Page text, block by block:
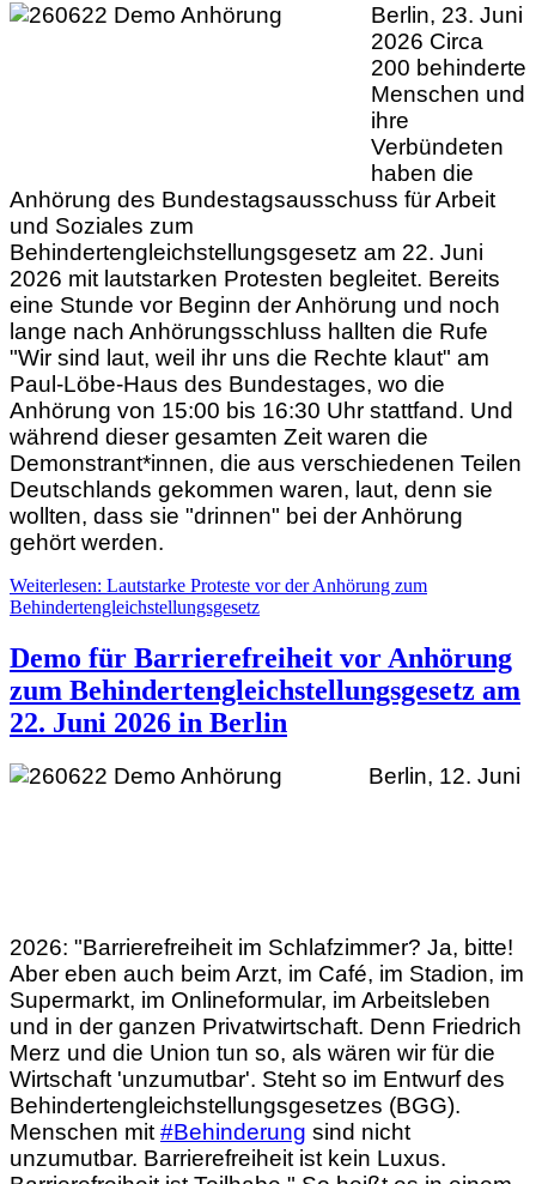
Berlin, 23. Juni
2026 Circa
200 behinderte
Menschen und
ihre
Verbündeten
haben die
Anhörung des Bundestagsausschuss für Arbeit
und Soziales zum
Behindertengleichstellungsgesetz am 22. Juni
2026 mit lautstarken Protesten begleitet. Bereits
eine Stunde vor Beginn der Anhörung und noch
lange nach Anhörungsschluss hallten die Rufe
"Wir sind laut, weil ihr uns die Rechte klaut" am
Paul-Löbe-Haus des Bundestages, wo die
Anhörung von 15:00 bis 16:30 Uhr stattfand. Und
während dieser gesamten Zeit waren die
Demonstrant*innen, die aus verschiedenen Teilen
Deutschlands gekommen waren, laut, denn sie
wollten, dass sie "drinnen" bei der Anhörung
gehört werden.
Weiterlesen: Lautstarke Proteste vor der Anhörung zum
Behindertengleichstellungsgesetz
Demo für Barrierefreiheit vor Anhörung
zum Behindertengleichstellungsgesetz am
22. Juni 2026 in Berlin
Berlin, 12. Juni
2026: "Barrierefreiheit im Schlafzimmer? Ja, bitte!
Aber eben auch beim Arzt, im Café, im Stadion, im
Supermarkt, im Onlineformular, im Arbeitsleben
und in der ganzen Privatwirtschaft. Denn Friedrich
Merz und die Union tun so, als wären wir für die
Wirtschaft 'unzumutbar'. Steht so im Entwurf des
Behindertengleichstellungsgesetzes (BGG).
Menschen mit #Behinderung sind nicht
unzumutbar. Barrierefreiheit ist kein Luxus.